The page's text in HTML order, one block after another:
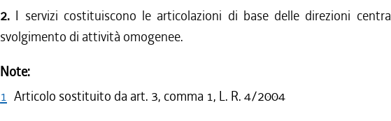
2. I servizi costituiscono le articolazioni di base delle direzioni
svolgimento di attività omogenee.
Note:
1 Articolo sostituito da art. 3, comma 1, L. R. 4/2004